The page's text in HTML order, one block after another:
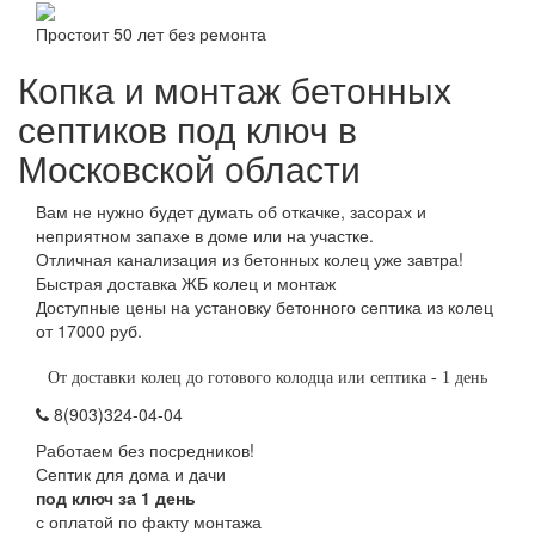
Простоит 50 лет без ремонта
Копка и монтаж бетонных
септиков под ключ в
Московской области
Вам не нужно будет думать об откачке, засорах и
неприятном запахе в доме или на участке.
Отличная канализация из бетонных колец уже завтра!
Быстрая доставка ЖБ колец и монтаж
Доступные цены на установку бетонного септика из колец
от 17000 руб.
От доставки колец до готового колодца или септика - 1 день
8(903)324-04-04
Работаем без посредников!
Септик для дома и дачи
под ключ за 1 день
с оплатой по факту монтажа